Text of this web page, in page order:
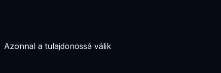
Azonnal a tulajdonossá válik